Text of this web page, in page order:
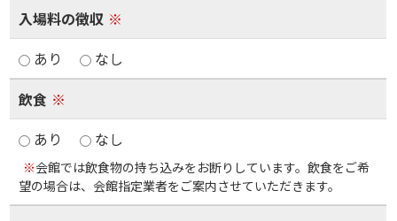
入場料の徴収 ※
あり
なし
飲食 ※
あり
なし
※会館では飲食物の持ち込みをお断りしています。飲食をご希
望の場合は、会館指定業者をご案内させていただきます。